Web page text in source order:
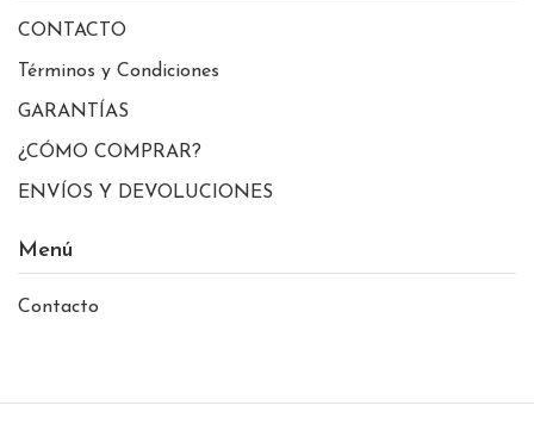
CONTACTO
Términos y Condiciones
GARANTÍAS
¿CÓMO COMPRAR?
ENVÍOS Y DEVOLUCIONES
Menú
Contacto